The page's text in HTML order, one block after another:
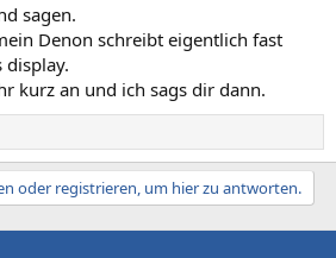
sagen.
Denon schreibt eigentlich fast
kurz an und ich sags dir dann.
oder registrieren, um hier zu antworten.